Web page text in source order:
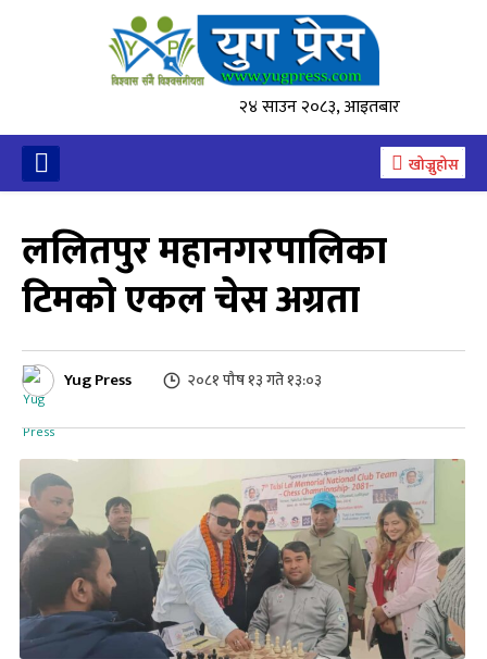
२४ साउन २०८३, आइतबार
खोज्नुहोस
ललितपुर महानगरपालिका
टिमको एकल चेस अग्रता
Yug Press २०८१ पौष १३ गते १३:०३